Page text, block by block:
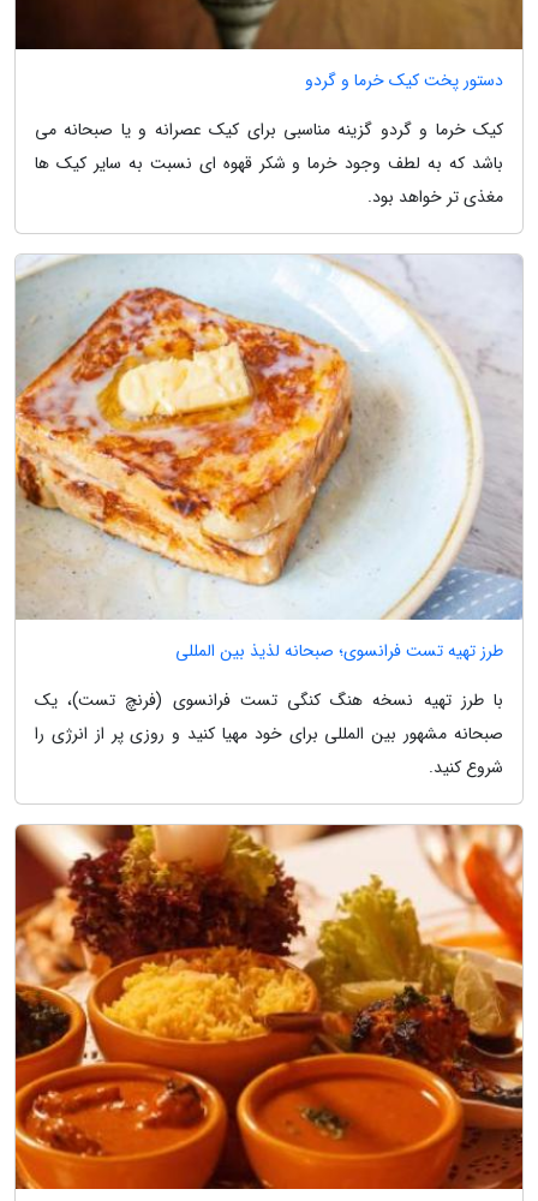
دستور پخت کیک خرما و گردو
کیک خرما و گردو گزینه مناسبی برای کیک عصرانه و یا صبحانه می
باشد که به لطف وجود خرما و شکر قهوه ای نسبت به سایر کیک ها
مغذی تر خواهد بود.
طرز تهیه تست فرانسوی؛ صبحانه لذیذ بین المللی
با طرز تهیه نسخه هنگ کنگی تست فرانسوی (فرنچ تست)، یک
صبحانه مشهور بین المللی برای خود مهیا کنید و روزی پر از انرژی را
شروع کنید.